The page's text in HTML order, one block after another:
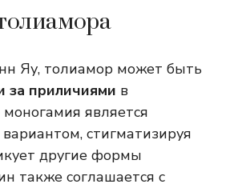
Яу, толиамор может быть
за приличиями в
является
стигматизируя
другие формы
также соглашается с